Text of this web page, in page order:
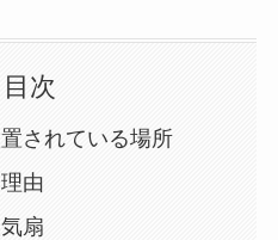
目次
されている場所
由
扇